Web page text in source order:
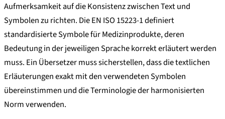
Aufmerksamkeit auf die Konsistenz zwischen Text und
Symbolen zu richten. Die EN ISO 15223-1 definiert
standardisierte Symbole für Medizinprodukte, deren
Bedeutung in der jeweiligen Sprache korrekt erläutert werden
muss. Ein Übersetzer muss sicherstellen, dass die textlichen
Erläuterungen exakt mit den verwendeten Symbolen
übereinstimmen und die Terminologie der harmonisierten
Norm verwenden.